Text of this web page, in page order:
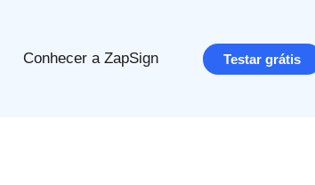
Conhecer a ZapSign Testar grátis